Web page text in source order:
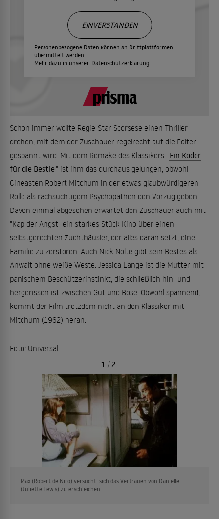
Personenbezogene Daten können an Drittplattformen
übermittelt werden.
Mehr dazu in unserer Datenschutzerklärung.
EINVERSTANDEN
Schon immer wollte Regie-Star Scorsese einen Thriller
drehen, mit dem der Zuschauer regelrecht auf die Folter
gespannt wird. Mit dem Remake des Klassikers " Ein Köder
für die Bestie " ist ihm das durchaus gelungen, obwohl
Cineasten Robert Mitchum in der etwas glaubwürdigeren
Rolle als rachsüchtigem Psychopathen den Vorzug geben.
Davon einmal abgesehen erwartet den Zuschauer auch mit
"Kap der Angst" ein starkes Stück Kino über einen
selbstgerechten Zuchthäusler, der alles daran setzt, eine
Familie zu zerstören. Auch Nick Nolte gibt sein Bestes als
Anwalt ohne weiße Weste. Jessica Lange ist die Mutter mit
panischem Beschützerinstinkt, die schließlich hin- und
hergerissen ist zwischen Gut und Böse. Obwohl spannend,
kommt der Film trotzdem nicht an den Klassiker mit
Mitchum (1962) heran.
Foto: Universal
Max (Robert de Niro) versucht, sich das Vertrauen von Danielle
(Juliette Lewis) zu erschleichen
1 / 2